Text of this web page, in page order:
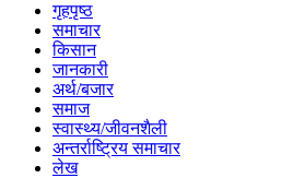
गृहपृष्ठ
समाचार
किसान
जानकारी
अर्थ/बजार
समाज
स्वास्थ्य/जीवनशैली
अन्तर्राष्ट्रिय समाचार
लेख